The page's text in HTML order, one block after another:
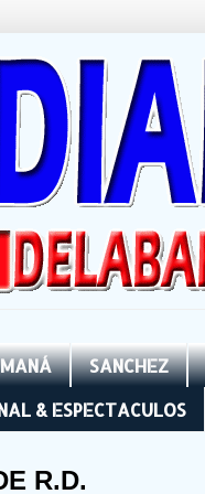
SANCHEZ
& ESPECTACULOS
R.D.